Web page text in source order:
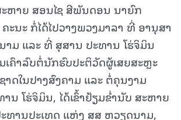
ຫາຍ ສອນໄຊ ສີພັນດອນ ນາຍົກ
ະນະ ກໍ່ໄດ້ໄປວາງພວງມາລາ ທີ່ ອານຸສາ
າມ ແລະ ທີ່ ສຸສານ ປະທານ ໂຮ່ຈິມິນ
ເຄົາລົບຕໍ່ນັກຮົບປະຕິວັດຜູ້ເສຍສະຫຼະ
າດໃນປາງສົງຄາມ ແລະ ຕໍ່ຄຸນງາມ
ນ ໂຮ່ຈິມິນ, ໄດ້ເຂົ້າຢ້ຽມຂໍ່ານັບ ສະຫາຍ
ທານປະເທດ ແຫ່ງ ສສ ຫວຽດນາມ,